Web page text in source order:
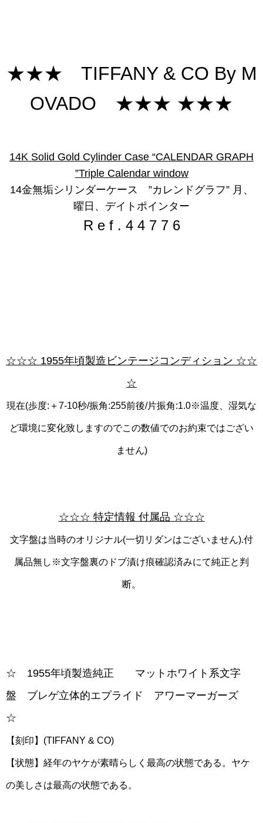
★★★ TIFFANY & CO By M
OVADO ★★★ ★★★
14K Solid Gold Cylinder Case “CALENDAR GRAPH
”Triple Calendar window
14金無垢シリンダーケース ”カレンドグラフ” 月、
曜日、デイトポインター
R e f . 4 4 7 7 6
☆☆☆ 1955年頃製造ビンテージコンディション ☆☆
☆
現在(歩度:＋7-10秒/振角:255前後/片振角:1.0※温度、湿気な
ど環境に変化致しますのでこの数値でのお約束ではござい
ません)
☆☆☆ 特定情報 付属品 ☆☆☆
文字盤は当時のオリジナル(一切リダンはございません).付
属品無し※文字盤裏のドブ漬け痕確認済みにて純正と判
断。
☆ 1955年頃製造純正 マットホワイト系文字
盤 ブレゲ立体的エプライド アワーマーガーズ
☆
【刻印】(TIFFANY & CO)
【状態】経年のヤケが素晴らしく最高の状態である。ヤケ
の美しさは最高の状態である。